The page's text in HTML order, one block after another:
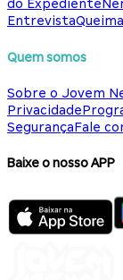
do Expediente
Entrevista
Quem somos
Sobre o Jovem
Privacidade
SegurançaFale
Baixe o nosso APP